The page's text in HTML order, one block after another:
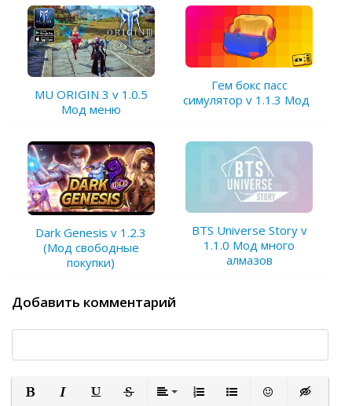
MU ORIGIN 3 v 1.0.5
Мод меню
Гем бокс пасс
симулятор v 1.1.3 Мод
Dark Genesis v 1.2.3
(Мод свободные
покупки)
BTS Universe Story v
1.1.0 Мод много
алмазов
Добавить комментарий